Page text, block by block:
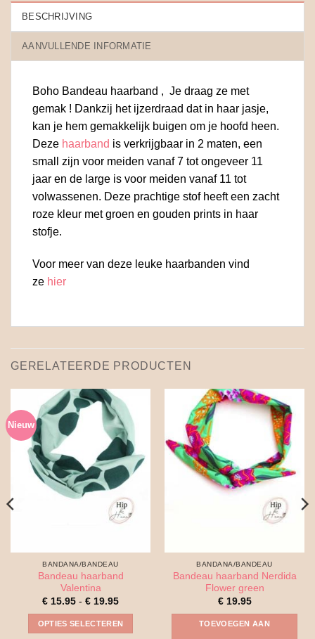
BESCHRIJVING
AANVULLENDE INFORMATIE
Boho Bandeau haarband , Je draag ze met
gemak ! Dankzij het ijzerdraad dat in haar jasje,
kan je hem gemakkelijk buigen om je hoofd heen.
Deze haarband is verkrijgbaar in 2 maten, een
small zijn voor meiden vanaf 7 tot ongeveer 11
jaar en de large is voor meiden vanaf 11 tot
volwassenen. Deze prachtige stof heeft een zacht
roze kleur met groen en gouden prints in haar
stofje.
Voor meer van deze leuke haarbanden vind
ze hier
GERELATEERDE PRODUCTEN
Nieuw
BANDANA/BANDEAU
Bandeau haarband
Valentina
€ 15.95 - € 19.95Prijsklasse:
tot
€ 19.95
OPTIES SELECTEREN
BANDANA/BANDEAU
Bandeau haarband Nerdida
Flower green
€19.95
TOEVOEGEN AAN